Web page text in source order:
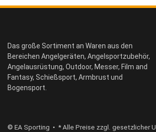
Das große Sortiment an Waren aus den
Bereichen Angelgeräten, Angelsportzubehör,
Angelausrüstung, Outdoor, Messer, Film and
Fantasy, Schießsport, Armbrust und
Bogensport.
© EA Sporting • * Alle Preise zzgl. gesetzlicher